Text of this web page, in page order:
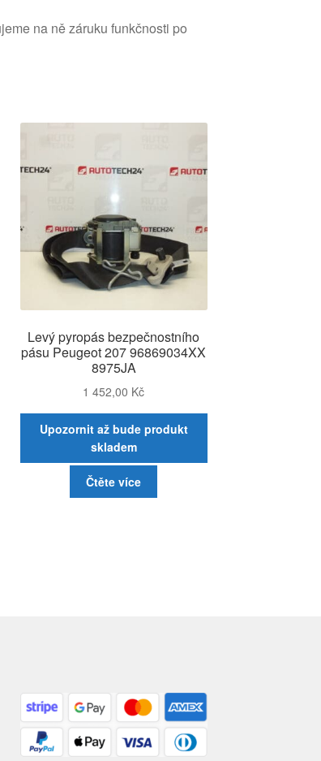
na ně záruku funkčnosti po
Levý pyropás bezpečnostního
pásu Peugeot 207 96869034XX
8975JA
1 452,00 Kč
Upozornit až bude produkt
skladem
Čtěte více